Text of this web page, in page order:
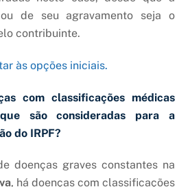
de seu agravamento seja o
contribuinte.
às opções iniciais.
com classificações médicas
são consideradas para a
do IRPF?
doenças graves constantes na
, há doenças com classificações